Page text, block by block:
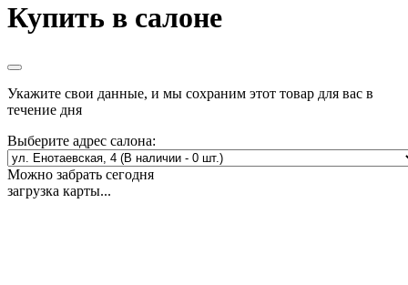
Купить в салоне
Укажите свои данные, и мы сохраним этот товар для вас в
течение дня
Выберите адрес салона:
Можно забрать сегодня
загрузка карты...